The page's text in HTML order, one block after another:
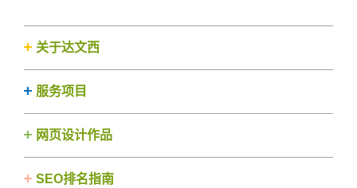
关于达文西
服务项目
网页设计作品
SEO排名指南